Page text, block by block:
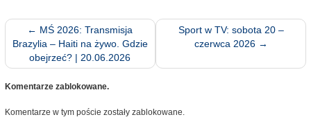
← MŚ 2026: Transmisja
Brazylia – Haiti na żywo. Gdzie
obejrzeć? | 20.06.2026
Sport w TV: sobota 20 –
czerwca 2026 →
Komentarze zablokowane.
Komentarze w tym poście zostały zablokowane.